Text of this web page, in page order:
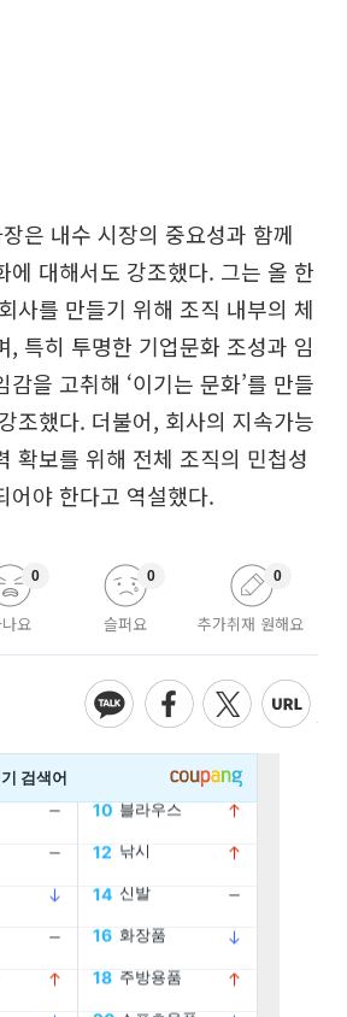
은 내수 시장의 중요성과 함께
에 대해서도 강조했다. 그는 올 한
사를 만들기 위해 조직 내부의 체
, 특히 투명한 기업문화 조성과 임
을 고취해 ‘이기는 문화’를 만들
조했다. 더불어, 회사의 지속가능
확보를 위해 전체 조직의 민첩성
어야 한다고 역설했다.
요
0
슬퍼요
0
추가취재 원해요
0